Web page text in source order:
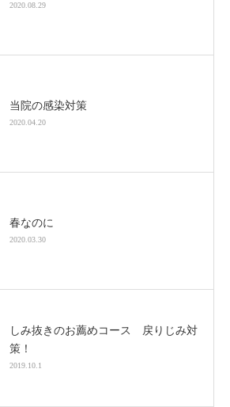
2020.08.29
当院の感染対策
2020.04.20
春なのに
2020.03.30
しみ抜きのお薦めコース 戻りじみ対
策！
2019.10.1